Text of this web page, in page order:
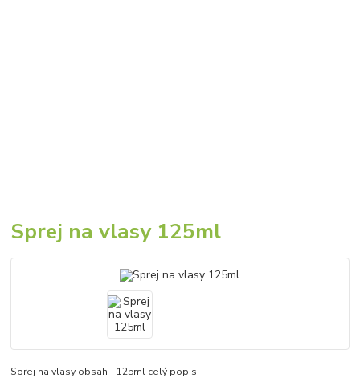
Sprej na vlasy 125ml
Sprej na vlasy obsah - 125ml celý popis